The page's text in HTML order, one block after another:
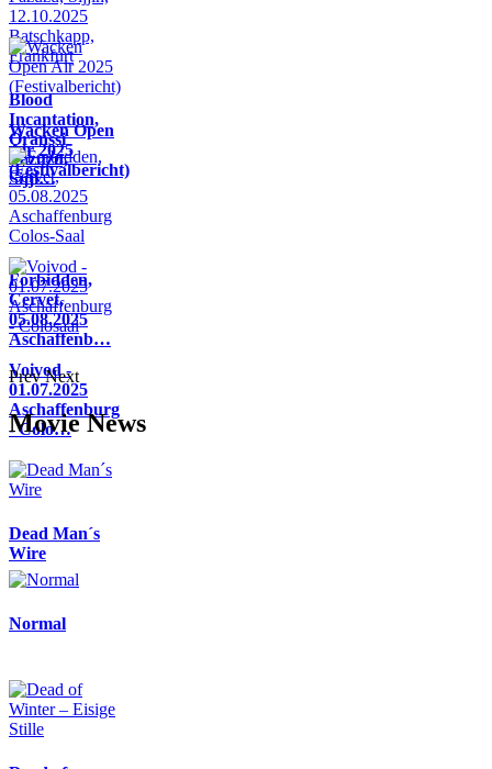
Blood
Incantation,
Oranssi
Pazuzu,
Sijji…
Wacken Open
Air 2025
(Festivalbericht)
Forbidden,
Cervet,
05.08.2025
Aschaffenb…
Voivod -
01.07.2025
Aschaffenburg
- Colo…
Prev Next
Movie News
Dead Man´s
Wire
Normal